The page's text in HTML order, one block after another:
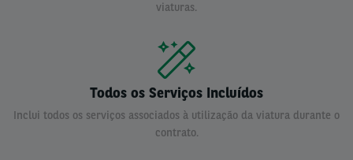
viaturas.
Todos os Serviços Incluídos
Inclui todos os serviços associados à utilização da viatura durante o
contrato.